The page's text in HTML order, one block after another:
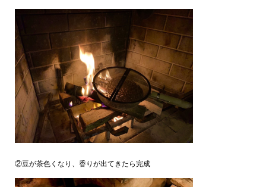
②豆が茶色くなり、香りが出てきたら完成